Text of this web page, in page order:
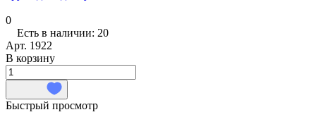
0
Есть в наличии: 20
Арт. 1922
В корзину
Быстрый просмотр